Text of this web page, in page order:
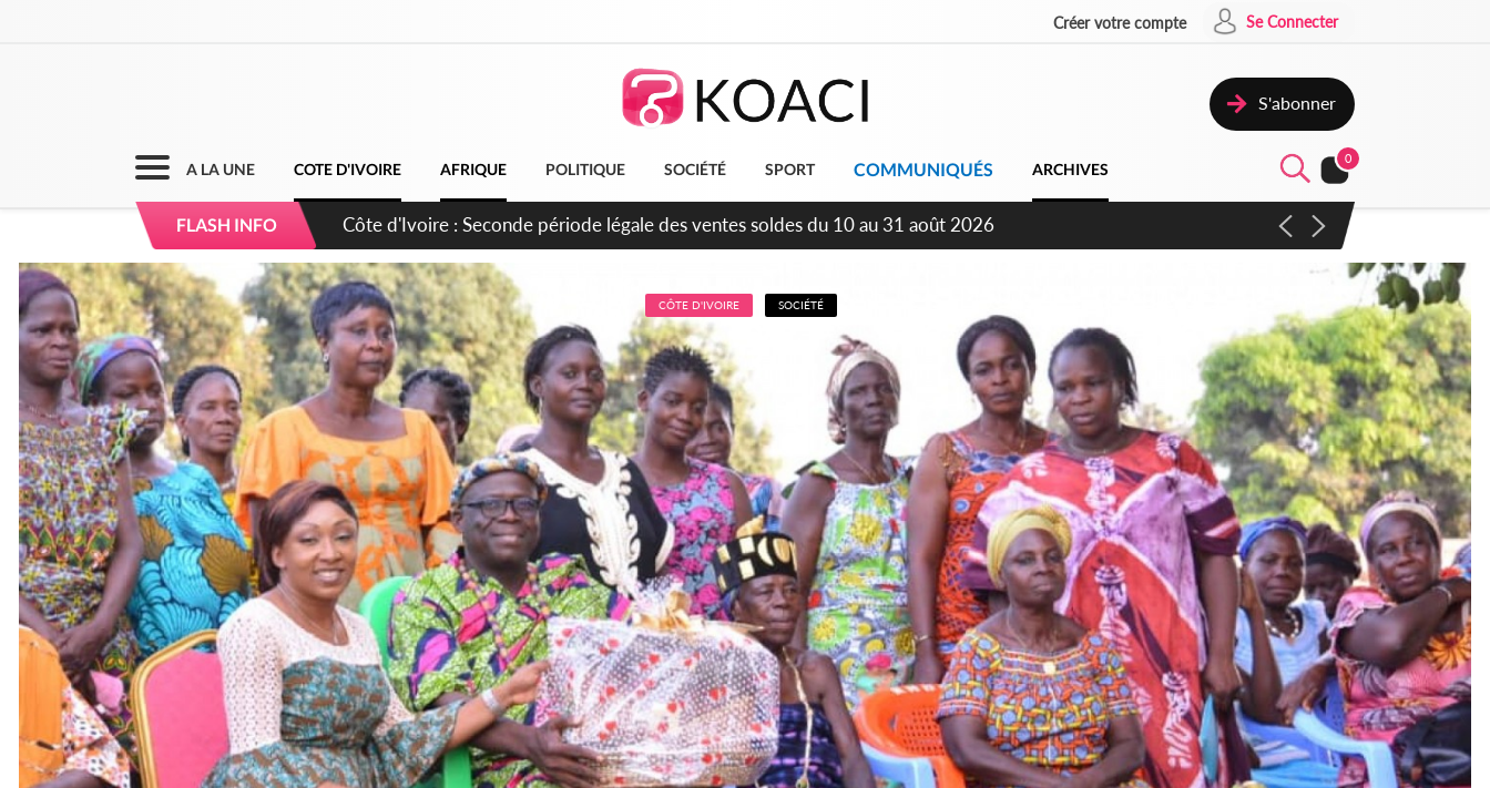
Créer votre compte Se Connecter
S'abonner
A LA UNE COTE D'IVOIRE AFRIQUE POLITIQUE SOCIÉTÉ SPORT COMMUNIQUÉS ARCHIVES
0
FLASH INFO
Côte d'Ivoire : 66 ans d'Indépendance, Affi au Chef de l'Etat : « Le moment est venu de poser des actes
courageux d'apaisement »
CÔTE D'IVOIRE SOCIÉTÉ